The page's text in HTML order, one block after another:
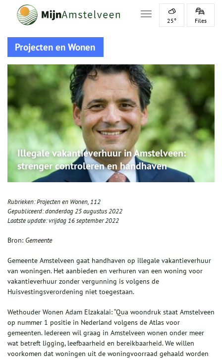
Toggle navigation
25° Files
Projecten en Wonen
Illegale vakantieverhuur in Amstelveen:
strenger controleren en handhaven
Rubrieken:Projecten en Wonen, 112
Gepubliceerd:donderdag 25 augustus 2022
Laatste update:vrijdag 16 september 2022
Bron: Gemeente
Gemeente Amstelveen gaat handhaven op illegale vakantieverhuur
van woningen. Het aanbieden en verhuren van een woning voor
vakantieverhuur zonder vergunning is volgens de
Huisvestingsverordening niet toegestaan.
Wethouder Wonen Adam Elzakalai: “Qua woondruk staat Amstelveen
op nummer 1 positie in Nederland volgens de Atlas voor
gemeenten. Iedereen wil graag in Amstelveen wonen onder meer
wat betreft ligging, leefbaarheid en bereikbaarheid. We willen
voorkomen dat woningen uit de woningvoorraad gehaald worden